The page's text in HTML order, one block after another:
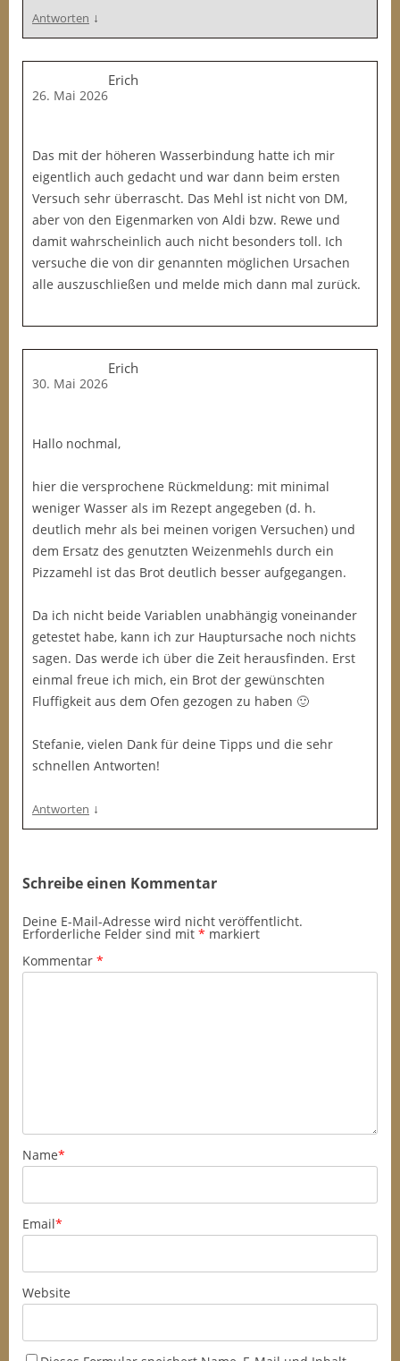
Antworten ↓
Erich
26. Mai 2026
Das mit der höheren Wasserbindung hatte ich mir
eigentlich auch gedacht und war dann beim ersten
Versuch sehr überrascht. Das Mehl ist nicht von DM,
aber von den Eigenmarken von Aldi bzw. Rewe und
damit wahrscheinlich auch nicht besonders toll. Ich
versuche die von dir genannten möglichen Ursachen
alle auszuschließen und melde mich dann mal zurück.
Erich
30. Mai 2026
Hallo nochmal,
hier die versprochene Rückmeldung: mit minimal
weniger Wasser als im Rezept angegeben (d. h.
deutlich mehr als bei meinen vorigen Versuchen) und
dem Ersatz des genutzten Weizenmehls durch ein
Pizzamehl ist das Brot deutlich besser aufgegangen.
Da ich nicht beide Variablen unabhängig voneinander
getestet habe, kann ich zur Hauptursache noch nichts
sagen. Das werde ich über die Zeit herausfinden. Erst
einmal freue ich mich, ein Brot der gewünschten
Fluffigkeit aus dem Ofen gezogen zu haben 🙂
Stefanie, vielen Dank für deine Tipps und die sehr
schnellen Antworten!
Antworten ↓
Schreibe einen Kommentar
Deine E-Mail-Adresse wird nicht veröffentlicht.
Erforderliche Felder sind mit * markiert
Kommentar *
Name*
Email*
Website